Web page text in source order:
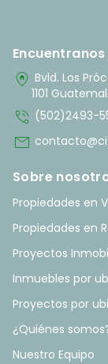
home_pin Bvld. Los
1101
phone_in_talk (502)2493-
mail
Sobre
Propiedades en
Propiedades en
Proyectos
Inmuebles por
Proyectos por
¿Quiénes
Nuestro Equipo